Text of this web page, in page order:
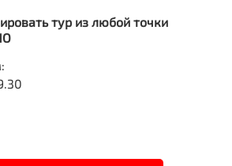
тур из любой точки